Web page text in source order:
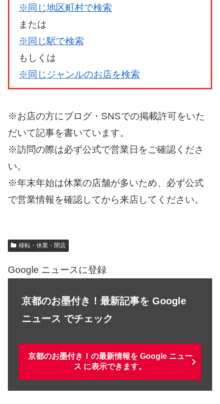
※同じ地区町村で検索
または
※同じ駅で検索
もしくは
※同じジャンルのお店を検索
※お店の方にブログ・SNSでの掲載許可をいた
だいて記事を書いています。
※訪問の際は必ず公式で営業日をご確認くださ
い。
※年末年始は休業の店舗が多いため、必ず公式
で営業情報を確認してから来店してください。
移転・休業・閉店
Google ニュースに登録
京都のお墨付き！最新記事を Google
ニュース でチェック
京都のお墨付き！の最新情報を Google ニュー
ス に表示できます。